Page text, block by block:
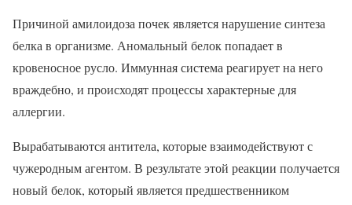
Причиной амилоидоза почек является нарушение синтеза
белка в организме. Аномальный белок попадает в
кровеносное русло. Иммунная система реагирует на него
враждебно, и происходят процессы характерные для
аллергии.
Вырабатываются антитела, которые взаимодействуют с
чужеродным агентом. В результате этой реакции получается
новый белок, который является предшественником